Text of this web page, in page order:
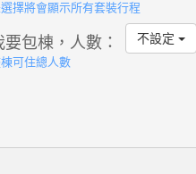
擇將會顯示所有套裝行程
要包棟，人數： 不設定
可住總人數